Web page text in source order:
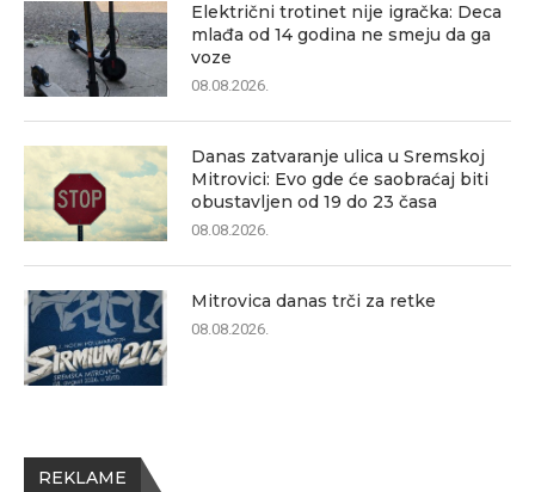
Električni trotinet nije igračka: Deca
mlađa od 14 godina ne smeju da ga
voze
08.08.2026.
Danas zatvaranje ulica u Sremskoj
Mitrovici: Evo gde će saobraćaj biti
obustavljen od 19 do 23 časa
08.08.2026.
Mitrovica danas trči za retke
08.08.2026.
REKLAME